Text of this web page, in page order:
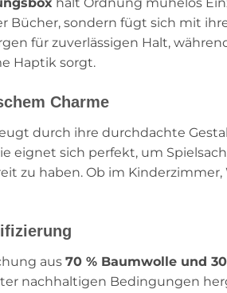
Bücher, sondern fügt sich mit
für zuverlässigen Halt,
Haptik sorgt.
Charme
durch ihre durchdachte
eignet sich perfekt, um
zu haben. Ob im
aus 70 % Baumwolle und
nachhaltigen Bedingungen